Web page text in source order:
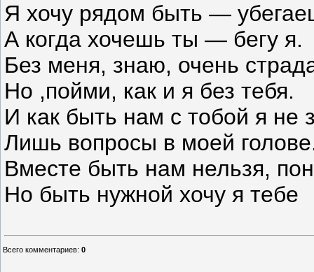
Я хочу рядом быть —
А когда хочешь ты — бегу я.
Без меня, знаю, очень
Но ,пойми, как и я без тебя.
И как быть нам с тобой я не
Лишь вопросы в моей
Вместе быть нам нельзя,
Но быть нужной хочу я тебе
Всего комментариев: 0